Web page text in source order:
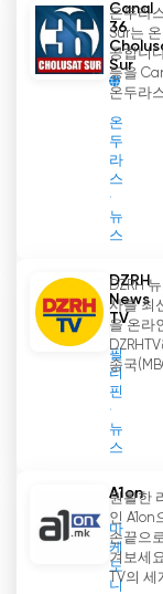
Canal
36
Sur
온
두
라
스
뉴
스
온두라
Sur는
공합니
등을
온두라
DZRH
News
TV
필
리
핀
뉴
스
DZRH
사를 최
을 온라
송국
A1on
마
케
도
니
원활한
인
손끝으
겨보세
TV의 세